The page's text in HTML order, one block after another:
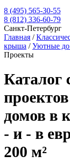
8 (495) 565-30-55
8 (812) 336-60-79
Санкт-Петербург
Главная /
крыша /Уютные до
Проекты
Каталог
домов в
- и - в
200 м²